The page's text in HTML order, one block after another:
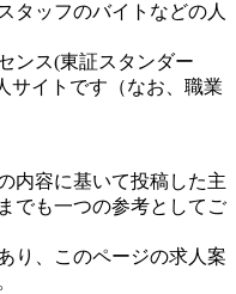
タッフのバイトなどの人
ンス(東証スタンダー
サイトです（なお、職業
内容に基いて投稿した主
でも一つの参考としてご
り、このページの求人案